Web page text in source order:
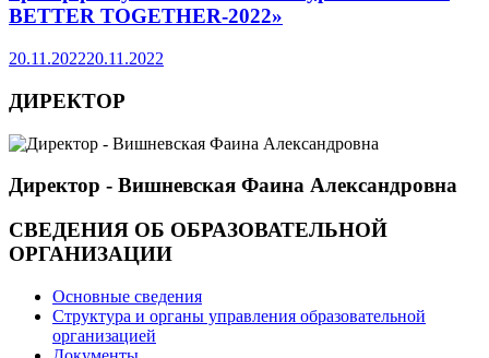
BETTER TOGETHER-2022»
20.11.202220.11.2022
ДИРЕКТОР
Директор - Вишневская Фаина Александровна
СВЕДЕНИЯ ОБ ОБРАЗОВАТЕЛЬНОЙ
ОРГАНИЗАЦИИ
Основные сведения
Структура и органы управления образовательной
организацией